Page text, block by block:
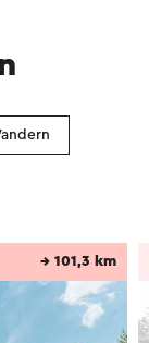
→ 101,3 km